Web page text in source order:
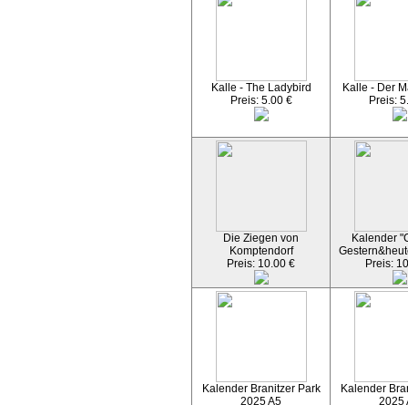
Kalle - The Ladybird
Preis: 5.00 €
Kalle - Der
Preis:
Die Ziegen von
Komptendorf
Preis: 10.00 €
Kalender
Preis:
Kalender Branitzer Park
2025 A5
Kalender
2025